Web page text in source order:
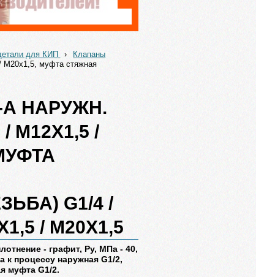
для КИП ›
Клапаны
М20х1,5, муфта стяжная
А НАРУЖН.
/ М12Х1,5 /
G1/4 /
/ М20Х1,5
- графит, Ру, МПа - 40,
к процессу наружная G1/2,
муфта G1/2.